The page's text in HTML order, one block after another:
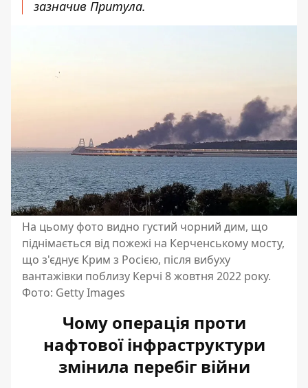
зазначив Притула.
На цьому фото видно густий чорний дим, що
піднімається від пожежі на Керченському мосту,
що з'єднує Крим з Росією, після вибуху
вантажівки поблизу Керчі 8 жовтня 2022 року.
Фото: Getty Images
Чому операція проти
нафтової інфраструктури
змінила перебіг війни